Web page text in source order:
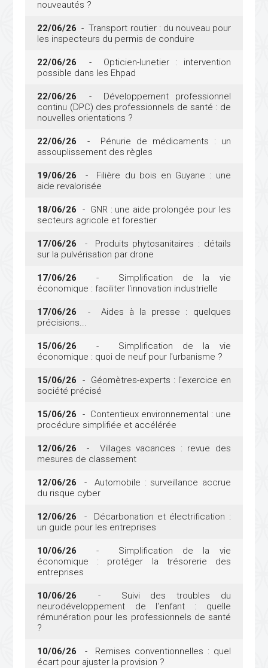
nouveautés ?
22/06/26 - Transport routier : du nouveau pour
les inspecteurs du permis de conduire
22/06/26 - Opticien-lunetier : intervention
possible dans les Ehpad
22/06/26 - Développement professionnel
continu (DPC) des professionnels de santé : de
nouvelles orientations ?
22/06/26 - Pénurie de médicaments : un
assouplissement des règles
19/06/26 - Filière du bois en Guyane : une
aide revalorisée
18/06/26 - GNR : une aide prolongée pour les
secteurs agricole et forestier
17/06/26 - Produits phytosanitaires : détails
sur la pulvérisation par drone
17/06/26 - Simplification de la vie
économique : faciliter l'innovation industrielle
17/06/26 - Aides à la presse : quelques
précisions...
15/06/26 - Simplification de la vie
économique : quoi de neuf pour l'urbanisme ?
15/06/26 - Géomètres-experts : l'exercice en
société précisé
15/06/26 - Contentieux environnemental : une
procédure simplifiée et accélérée
12/06/26 - Villages vacances : revue des
mesures de classement
12/06/26 - Automobile : surveillance accrue
du risque cyber
12/06/26 - Décarbonation et électrification :
un guide pour les entreprises
10/06/26 - Simplification de la vie
économique : protéger la trésorerie des
entreprises
10/06/26 - Suivi des troubles du
neurodéveloppement de l'enfant : quelle
rémunération pour les professionnels de santé
?
10/06/26 - Remises conventionnelles : quel
écart pour ajuster la provision ?